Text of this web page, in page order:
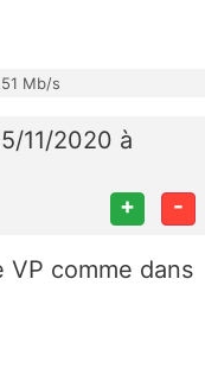
Mb/s
11/2020 à
+ -
VP comme dans